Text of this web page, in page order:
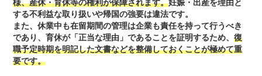
様、産休・育休等の権利が保障されます。妊娠・出産を理由と
する不利益な取り扱いや帰国の強要は違法です。
また、休業中も在留期間の管理は企業も責任を持って行うべき
であり、育休が「正当な理由」であることを証明するため、復
職予定時期を明記した文書などを整備しておくことが極めて重
要です。